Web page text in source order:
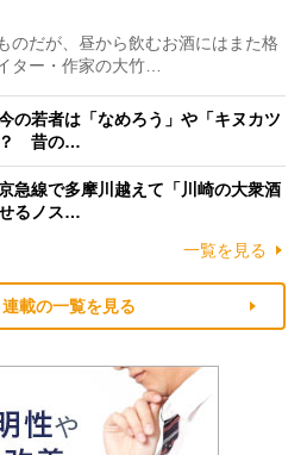
だが、昼から飲むお酒にはまた格
ー・作家の大竹…
の若者は「なめろう」や「キヌカツ
？ 昔の…
急線で多摩川越えて「川崎の大衆酒
るノス…
一覧を見る
載の一覧を見る